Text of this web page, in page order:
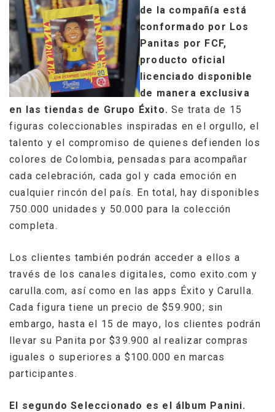
de la compañía está
conformado por Los
Panitas por FCF,
producto oficial
licenciado disponible
de manera exclusiva
en las tiendas de Grupo Éxito. Se trata de 15
figuras coleccionables inspiradas en el orgullo, el
talento y el compromiso de quienes defienden los
colores de Colombia, pensadas para acompañar
cada celebración, cada gol y cada emoción en
cualquier rincón del país. En total, hay disponibles
750.000 unidades y 50.000 para la colección
completa.
Los clientes también podrán acceder a ellos a
través de los canales digitales, como exito.com y
carulla.com, así como en las apps Éxito y Carulla.
Cada figura tiene un precio de $59.900; sin
embargo, hasta el 15 de mayo, los clientes podrán
llevar su Panita por $39.900 al realizar compras
iguales o superiores a $100.000 en marcas
participantes.
El segundo Seleccionado es el álbum Panini.